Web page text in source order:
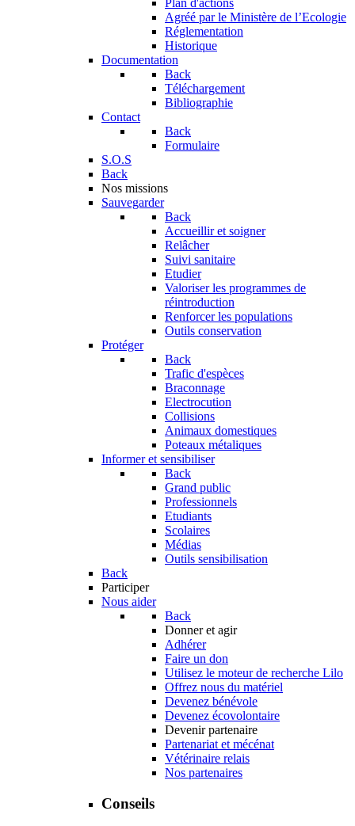
Plan d'actions
Agréé par le Ministère de l’Ecologie
Réglementation
Historique
Documentation
Back
Téléchargement
Bibliographie
Contact
Back
Formulaire
S.O.S
Back
Nos missions
Sauvegarder
Back
Accueillir et soigner
Relâcher
Suivi sanitaire
Etudier
Valoriser les programmes de
réintroduction
Renforcer les populations
Outils conservation
Protéger
Back
Trafic d'espèces
Braconnage
Electrocution
Collisions
Animaux domestiques
Poteaux métaliques
Informer et sensibiliser
Back
Grand public
Professionnels
Etudiants
Scolaires
Médias
Outils sensibilisation
Back
Participer
Nous aider
Back
Donner et agir
Adhérer
Faire un don
Utilisez le moteur de recherche Lilo
Offrez nous du matériel
Devenez bénévole
Devenez écovolontaire
Devenir partenaire
Partenariat et mécénat
Vétérinaire relais
Nos partenaires
Conseils